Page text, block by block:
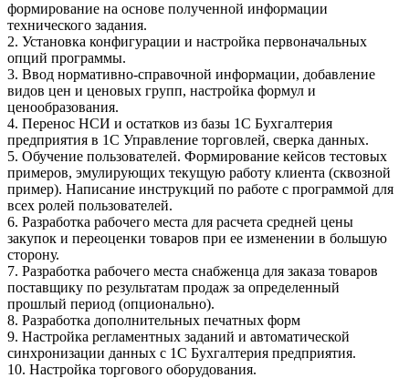
формирование на основе полученной информации
технического задания.
2. Установка конфигурации и настройка первоначальных
опций программы.
3. Ввод нормативно-справочной информации, добавление
видов цен и ценовых групп, настройка формул и
ценообразования.
4. Перенос НСИ и остатков из базы 1С Бухгалтерия
предприятия в 1С Управление торговлей, сверка данных.
5. Обучение пользователей. Формирование кейсов тестовых
примеров, эмулирующих текущую работу клиента (сквозной
пример). Написание инструкций по работе с программой для
всех ролей пользователей.
6. Разработка рабочего места для расчета средней цены
закупок и переоценки товаров при ее изменении в большую
сторону.
7. Разработка рабочего места снабженца для заказа товаров
поставщику по результатам продаж за определенный
прошлый период (опционально).
8. Разработка дополнительных печатных форм
9. Настройка регламентных заданий и автоматической
синхронизации данных с 1С Бухгалтерия предприятия.
10. Настройка торгового оборудования.